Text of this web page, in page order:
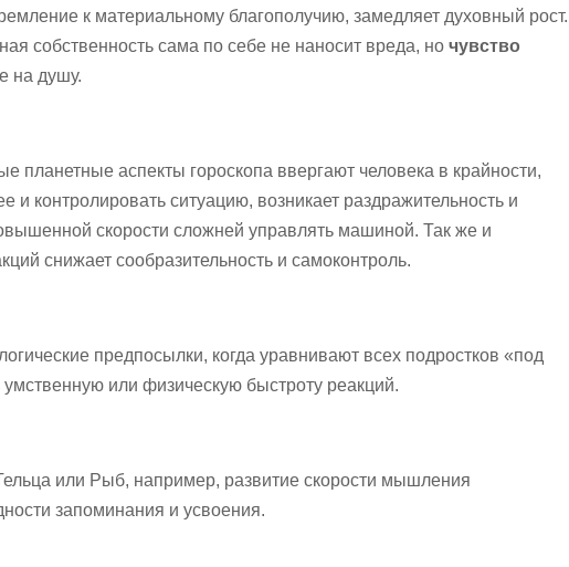
к материальному благополучию, замедляет духовный рост.
собственность сама по себе не наносит вреда, ночувство
на душу.
планетные аспекты гороскопа ввергают человека в крайности,
и контролировать ситуацию, возникает раздражительность и
скорости сложней управлять машиной. Так же и
снижает сообразительность и самоконтроль.
предпосылки, когда уравнивают всех подростков «под
или физическую быстроту реакций.
или Рыб, например, развитие скорости мышления
запоминания и усвоения.